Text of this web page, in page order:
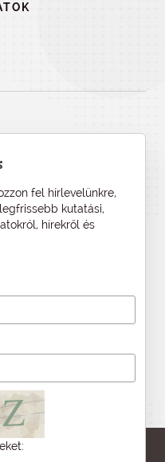
fel hírlevelünkre,
kutatási,
hírekről és